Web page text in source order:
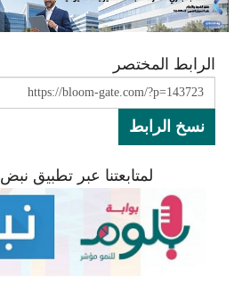
الرابط المختصر
نسخ الرابط
لمتابعتنا عبر تطبيق نبض